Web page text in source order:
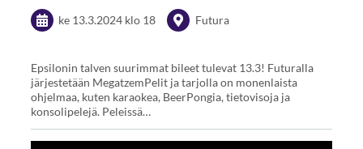
ke 13.3.2024 klo 18 Futura
Epsilonin talven suurimmat bileet tulevat 13.3! Futuralla
järjestetään MegatzemPelit ja tarjolla on monenlaista
ohjelmaa, kuten karaokea, BeerPongia, tietovisoja ja
konsolipelejä. Peleissä…